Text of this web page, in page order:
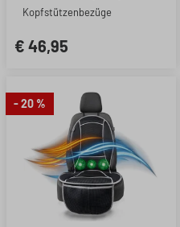
Kopfstützenbezüge
€ 46,95
- 20 %